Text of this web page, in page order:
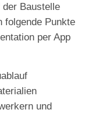
Baustelle
folgende Punkte
per App
und